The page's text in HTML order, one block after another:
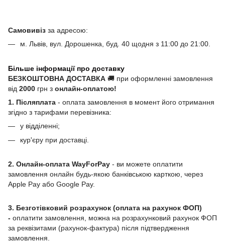
Самовивіз за адресою:
м. Львів, вул. Дорошенка, буд. 40 щодня з 11:00 до 21:00.
Більше інформації про доставку
БЕЗКОШТОВНА ДОСТАВКА 🚚 при оформленні замовлення
від 2000 грн з онлайн-оплатою!
1. Післяплата - оплата замовлення в момент його отримання
згідно з тарифами перевізника:
у відділенні;
кур'єру при доставці.
2. Онлайн-оплата WayForPay - ви можете оплатити
замовлення онлайн будь-якою банківською карткою, через
Apple Pay або Google Pay.
3. Безготівковий розрахунок (оплата на рахунок ФОП)
- оплатити замовлення, можна на розрахунковий рахунок ФОП
за реквізитами (рахунок-фактура) після підтвердження
замовлення.